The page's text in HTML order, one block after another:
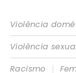
Violência
Violência
Racismo
|